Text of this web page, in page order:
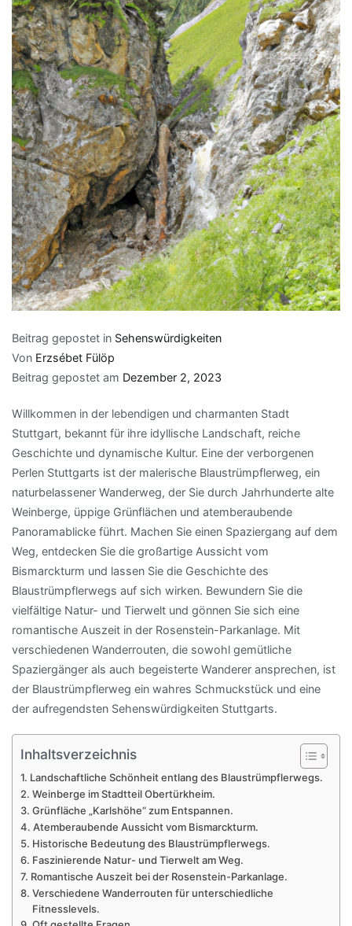
Beitrag gepostet in Sehenswürdigkeiten
Von Erzsébet Fülöp
Beitrag gepostet am Dezember 2, 2023
Willkommen in der lebendigen und charmanten Stadt
Stuttgart, bekannt für ihre idyllische Landschaft, reiche
Geschichte und dynamische Kultur. Eine der verborgenen
Perlen Stuttgarts ist der malerische Blaustrümpflerweg, ein
naturbelassener Wanderweg, der Sie durch Jahrhunderte alte
Weinberge, üppige Grünflächen und atemberaubende
Panoramablicke führt. Machen Sie einen Spaziergang auf dem
Weg, entdecken Sie die großartige Aussicht vom
Bismarckturm und lassen Sie die Geschichte des
Blaustrümpflerwegs auf sich wirken. Bewundern Sie die
vielfältige Natur- und Tierwelt und gönnen Sie sich eine
romantische Auszeit in der Rosenstein-Parkanlage. Mit
verschiedenen Wanderrouten, die sowohl gemütliche
Spaziergänger als auch begeisterte Wanderer ansprechen, ist
der Blaustrümpflerweg ein wahres Schmuckstück und eine
der aufregendsten Sehenswürdigkeiten Stuttgarts.
Inhaltsverzeichnis
Landschaftliche Schönheit entlang des Blaustrümpflerwegs.
Weinberge im Stadtteil Obertürkheim.
Grünfläche „Karlshöhe“ zum Entspannen.
Atemberaubende Aussicht vom Bismarckturm.
Historische Bedeutung des Blaustrümpflerwegs.
Faszinierende Natur- und Tierwelt am Weg.
Romantische Auszeit bei der Rosenstein-Parkanlage.
Verschiedene Wanderrouten für unterschiedliche
Fitnesslevels.